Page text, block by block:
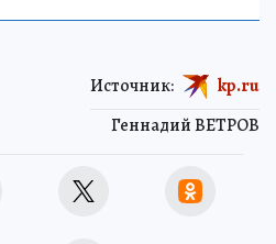
Геннадий ВЕТРОВ
Источник: kp.ru